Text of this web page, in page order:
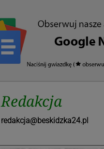
Redakcja
redakcja@beskidzka24.pl